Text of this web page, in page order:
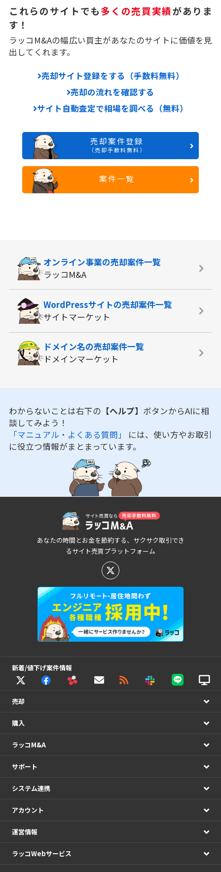
これらのサイトでも多くの売買実績がありま
す！
ラッコM&Aの幅広い買主があなたのサイトに価値を見
出してくれます。
売却サイト登録をする（手数料無料）
売却の流れを確認する
サイト自動査定で相場を調べる（無料）
売却案件登録
（売却手数料無料）
案件一覧
オンライン事業の売却案件一覧
ラッコM&A
WordPressサイトの売却案件一覧
サイトマーケット
ドメイン名の売却案件一覧
ドメインマーケット
わからないことは右下の 【ヘルプ】 ボタンからAIに相
談してみよう！
「マニュアル・よくある質問」 には、使い方やお取引
に役立つ情報がまとまっています。
あなたの時間とお金を節約する、サクサク取引でき
るサイト売買プラットフォーム
新着/値下げ案件情報
売却
購入
ラッコM&A
サポート
システム連携
アカウント
運営情報
ラッコWebサービス